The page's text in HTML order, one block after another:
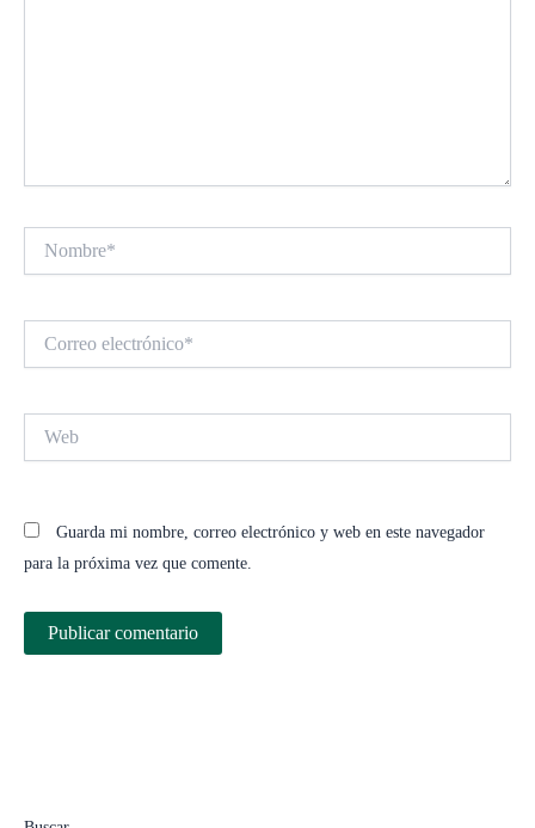
electrónico*
Guarda mi nombre, correo electrónico y web en este navegador
para la próxima vez que comente.